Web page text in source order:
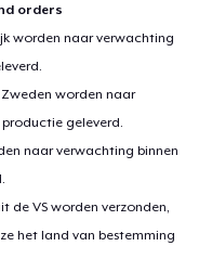
orders
worden naar verwachting
Zweden worden naar
geleverd.
naar verwachting binnen
de VS worden verzonden,
het land van bestemming